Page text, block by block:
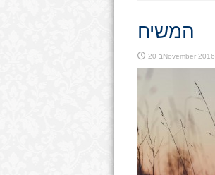
המשיח
20 בNovember 2016